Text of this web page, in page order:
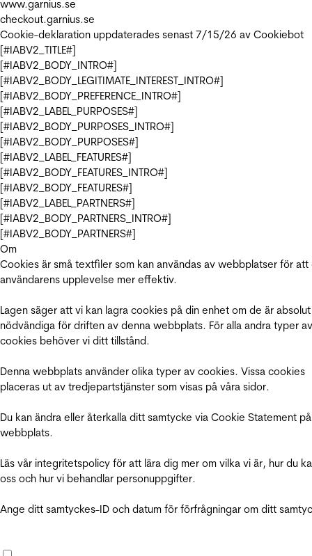
www.garnius.se
checkout.garnius.se
Cookie-deklaration uppdaterades senast 7/15/26 av Cookiebot
[#IABV2_TITLE#]
[#IABV2_BODY_INTRO#]
[#IABV2_BODY_LEGITIMATE_INTEREST_INTRO#]
[#IABV2_BODY_PREFERENCE_INTRO#]
[#IABV2_LABEL_PURPOSES#]
[#IABV2_BODY_PURPOSES_INTRO#]
[#IABV2_BODY_PURPOSES#]
[#IABV2_LABEL_FEATURES#]
[#IABV2_BODY_FEATURES_INTRO#]
[#IABV2_BODY_FEATURES#]
[#IABV2_LABEL_PARTNERS#]
[#IABV2_BODY_PARTNERS_INTRO#]
[#IABV2_BODY_PARTNERS#]
Om
Cookies är små textfiler som kan användas av webbplatser för att
användarens upplevelse mer effektiv.
Lagen säger att vi kan lagra cookies på din enhet om de är absolut
nödvändiga för driften av denna webbplats. För alla andra typer av
cookies behöver vi ditt tillstånd.
Denna webbplats använder olika typer av cookies. Vissa cookies
placeras ut av tredjepartstjänster som visas på våra sidor.
Du kan ändra eller återkalla ditt samtycke via Cookie Statement
webbplats.
Läs vår integritetspolicy för att lära dig mer om vilka vi är, hur du
oss och hur vi behandlar personuppgifter.
Ange ditt samtyckes-ID och datum för förfrågningar om ditt